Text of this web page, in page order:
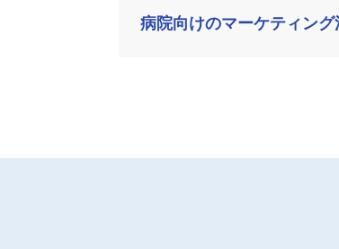
病院向けのマーケティン